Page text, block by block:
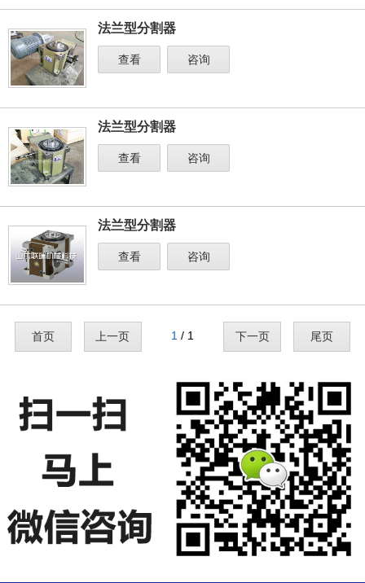
法兰型分割器
查看 咨询
法兰型分割器
查看 咨询
法兰型分割器
查看 咨询
首页 上一页 1 / 1 下一页 尾页